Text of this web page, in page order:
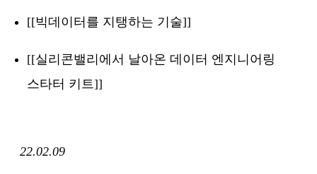
[[빅데이터를 지탱하는 기술]]
[[실리콘밸리에서 날아온 데이터 엔지니어링
스타터 키트]]
22.02.09